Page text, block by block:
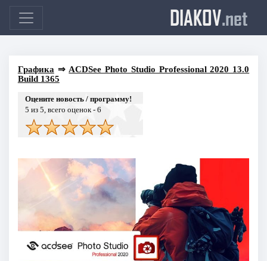
DIAKOV.net
Графика ⇒ ACDSee Photo Studio Professional 2020 13.0
Build 1365
Оцените новость / программу!
5 из 5, всего оценок - 6